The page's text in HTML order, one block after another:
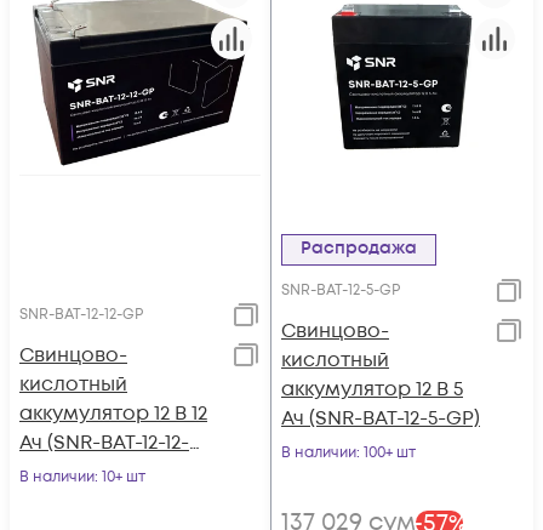
SNR-BAT-12-12-GP
Свинцово-
кислотный
аккумулятор 12 В 12
Ач (SNR-BAT-12-12-
GP)
В наличии: 10+ шт
Распродажа
SNR-BAT-12-5-GP
Свинцово-
кислотный
аккумулятор 12 В 5
Ач (SNR-BAT-12-5-GP)
В наличии: 100+ шт
137 029 сум